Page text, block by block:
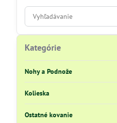
Prehľadať
výsledky
filtra
fulltextom
Kategórie
Nohy a Podnože
Kolieska
Ostatné kovanie